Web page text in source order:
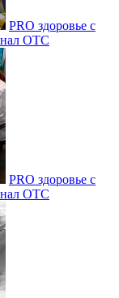
PRO здоровье с
ОТС
PRO здоровье с
ОТС